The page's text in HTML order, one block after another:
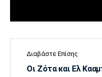
Μάντσεστερ
Γιουνάιτεντ
Διαβάστε Επίσης
Οι Ζότα και Ελ